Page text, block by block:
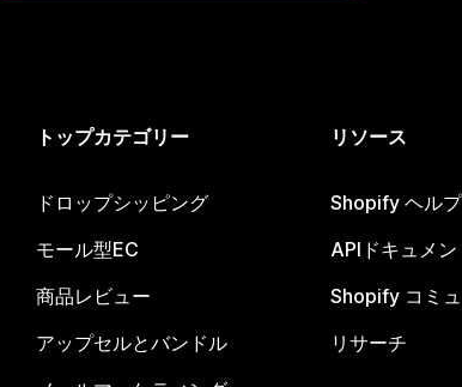
トップカテゴリー
ドロップシッピング
モール型EC
商品レビュー
アップセルとバンドル
リソース
Shopify ヘル
APIドキュメン
Shopify コミ
リサーチ